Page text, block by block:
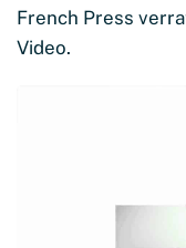
French Press
Video.